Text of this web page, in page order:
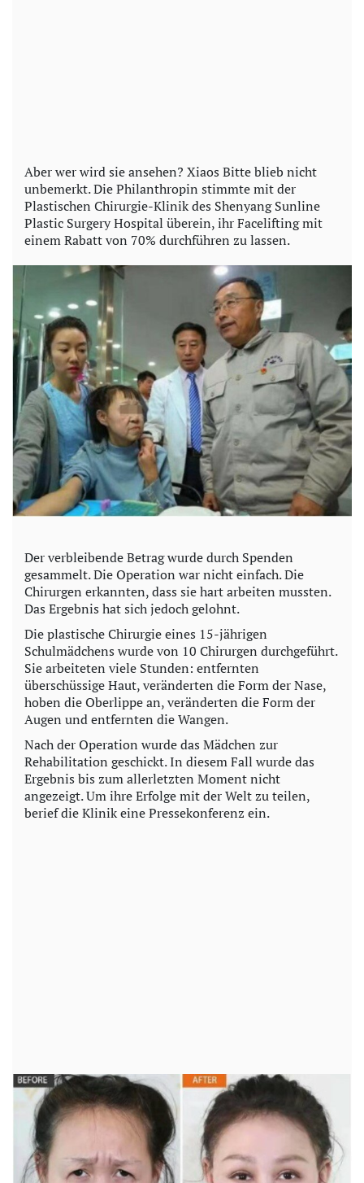
Aber wer wird sie ansehen? Xiaos Bitte blieb nicht
unbemerkt. Die Philanthropin stimmte mit der
Plastischen Chirurgie-Klinik des Shenyang Sunline
Plastic Surgery Hospital überein, ihr Facelifting mit
einem Rabatt von 70% durchführen zu lassen.
Der verbleibende Betrag wurde durch Spenden
gesammelt. Die Operation war nicht einfach. Die
Chirurgen erkannten, dass sie hart arbeiten mussten.
Das Ergebnis hat sich jedoch gelohnt.
Die plastische Chirurgie eines 15-jährigen
Schulmädchens wurde von 10 Chirurgen durchgeführt.
Sie arbeiteten viele Stunden: entfernten
überschüssige Haut, veränderten die Form der Nase,
hoben die Oberlippe an, veränderten die Form der
Augen und entfernten die Wangen.
Nach der Operation wurde das Mädchen zur
Rehabilitation geschickt. In diesem Fall wurde das
Ergebnis bis zum allerletzten Moment nicht
angezeigt. Um ihre Erfolge mit der Welt zu teilen,
berief die Klinik eine Pressekonferenz ein.